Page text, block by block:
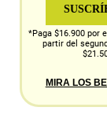
*Paga $16.900 por
partir del
MIRA LOS